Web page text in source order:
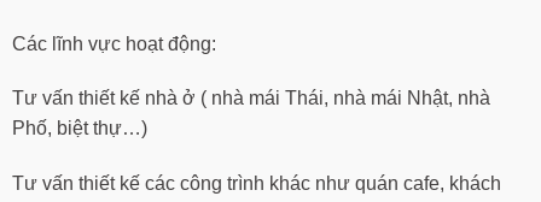
Các lĩnh vực hoạt động:
Tư vấn thiết kế nhà ở ( nhà mái Thái, nhà mái Nhật, nhà
Phố, biệt thự…)
Tư vấn thiết kế các công trình khác như quán cafe, khách